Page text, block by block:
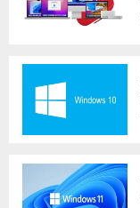
手册
日记
其它
在线工具
优秀个人博客